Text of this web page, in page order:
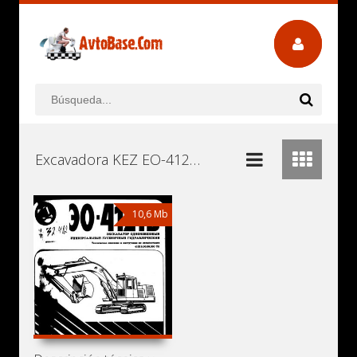
Excavadora KEZ EO-4121B Manuales de Usuario, Manuales de Instrucciones (Reparación) y Mantenimiento Descargar Gratis
10,6 Mb